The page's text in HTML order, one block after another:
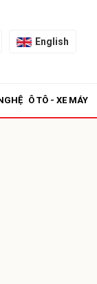
English
Ô TÔ - XE MÁY